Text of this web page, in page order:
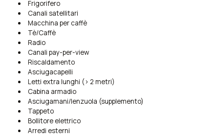
Frigorifero
Canali satellitari
Macchina per caffè
Tè/Caffè
Radio
Canali pay-per-view
Riscaldamento
Asciugacapelli
Letti extra lunghi (> 2 metri)
Cabina armadio
Asciugamani/lenzuola (supplemento)
Tappeto
Bollitore elettrico
Arredi esterni